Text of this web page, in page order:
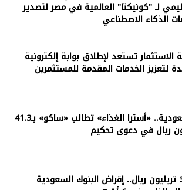
لـ "كونيكتا" العالمية في مصر لتصدير
الذكاء الاصطناعي
الاستثمار تستعد لإطلاق بوابة إلكترونية
لتعزيز الخدمات المقدمة للمستثمرين
السعودية.. «أسترا الغذاء» تطالب «ساكو» بـ41.3
ريال في دعوى تحكيم
3.27 تريليون ريال.. إقراض البنوك السعودية